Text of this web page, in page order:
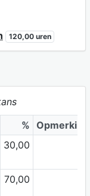
120,00 uren
% Opmerking
30,00
70,00